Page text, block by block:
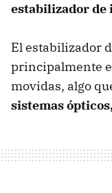
estabilizador de
El estabilizador
principalmente
movidas, algo
sistemas